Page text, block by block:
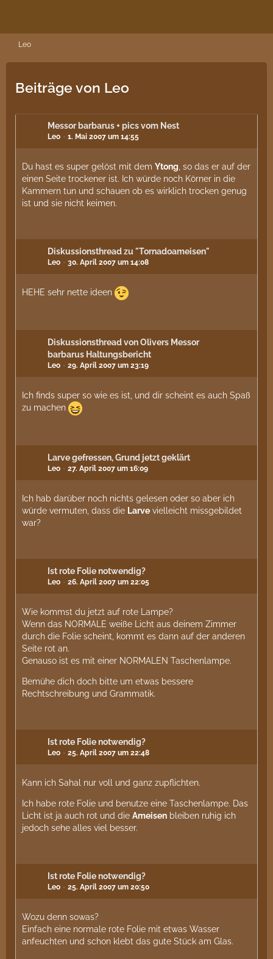
Leo
Beiträge von Leo
Messor barbarus + pics vom Nest
Leo 1. Mai 2007 um 14:55
Du hast es super gelöst mit dem Ytong , so das er auf der
einen Seite trockener ist. Ich würde noch Körner in die
Kammern tun und schauen ob es wirklich trocken genug
ist und sie nicht keimen.
Diskussionsthread zu "Tornadoameisen"
Leo 30. April 2007 um 14:08
HEHE sehr nette ideen
Diskussionsthread von Olivers Messor
barbarus Haltungsbericht
Leo 29. April 2007 um 23:19
Ich finds super so wie es ist, und dir scheint es auch Spaß
zu machen
Larve gefressen, Grund jetzt geklärt
Leo 27. April 2007 um 16:09
Ich hab darüber noch nichts gelesen oder so aber ich
würde vermuten, dass die Larve vielleicht missgebildet
war?
Ist rote Folie notwendig?
Leo 26. April 2007 um 22:05
Wie kommst du jetzt auf rote Lampe?
Wenn das NORMALE weiße Licht aus deinem Zimmer
durch die Folie scheint, kommt es dann auf der anderen
Seite rot an.
Genauso ist es mit einer NORMALEN Taschenlampe.
Bemühe dich doch bitte um etwas bessere
Rechtschreibung und Grammatik.
Ist rote Folie notwendig?
Leo 25. April 2007 um 22:48
Kann ich Sahal nur voll und ganz zupflichten.
Ich habe rote Folie und benutze eine Taschenlampe. Das
Licht ist ja auch rot und die Ameisen bleiben ruhig ich
jedoch sehe alles viel besser.
Ist rote Folie notwendig?
Leo 25. April 2007 um 20:50
Wozu denn sowas?
Einfach eine normale rote Folie mit etwas Wasser
anfeuchten und schon klebt das gute Stück am Glas.